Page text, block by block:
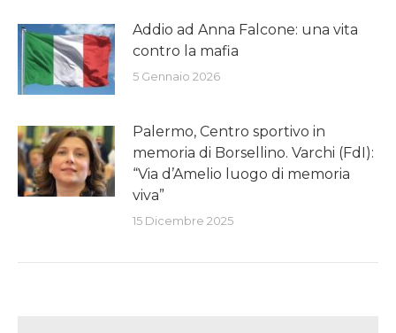
Addio ad Anna Falcone: una vita
contro la mafia
5 Gennaio 2026
Palermo, Centro sportivo in
memoria di Borsellino. Varchi (FdI):
“Via d’Amelio luogo di memoria
viva”
15 Dicembre 2025